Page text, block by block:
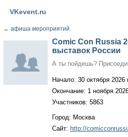
VKevent.ru
← афиша мероприятий
Comic Con Russia
выставок России
А ты пойдешь?
Начало: 30 октября 2026
Окончание: 1 ноября
Участников: 5863
Город: Москва
Сайт: http://